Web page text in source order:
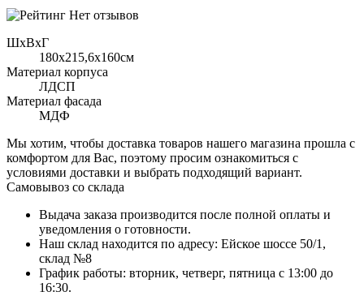
Нет отзывов
ШхВхГ
180x215,6х160см
Материал корпуса
ЛДСП
Материал фасада
МДФ
Мы хотим, чтобы доставка товаров нашего магазина прошла с
комфортом для Вас, поэтому просим ознакомиться с
условиями доставки и выбрать подходящий вариант.
Самовывоз со склада
Выдача заказа производится после полной оплаты и
уведомления о готовности.
Наш склад находится по адресу: Ейское шоссе 50/1,
склад №8
График работы: вторник, четверг, пятница с 13:00 до
16:30.